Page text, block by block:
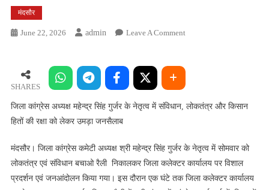
मंदसौर
June 22, 2026 Admin Leave A CommentOn
अध्यक्ष
महेन्द्र
सिंह
नेतृत्व
लोकतंत्र
SHARES
जिला कांग्रेस अध्यक्ष महेन्द्र सिंह गुर्जर के नेतृत्व में संविधान, लोकतंत्र और किसान
हितों की रक्षा को लेकर उमड़ा जनसैलाब
मंदसौर। जिला कांग्रेस कमेटी अध्यक्ष श्री महेन्द्र सिंह गुर्जर के नेतृत्व में सोमवार को
लोकतंत्र एवं संविधान बचाओ रैली निकालकर जिला कलेक्टर कार्यालय पर विशाल
प्रदर्शन एवं जनआंदोलन किया गया। इस दौरान एक घंटे तक जिला कलेक्टर कार्यालय